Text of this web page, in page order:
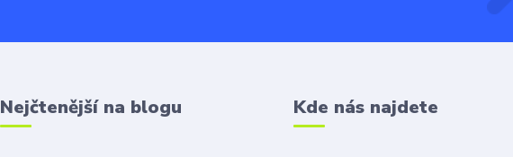
Nejčtenější na blogu Kde nás najdete